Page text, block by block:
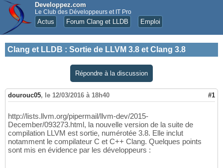
Developpez.com
Le Club des Développeurs et IT Pro
Actus Forum Clang et LLDB Emploi
Clang et LLDB : Sortie de LLVM 3.8 et Clang 3.8
Répondre à la discussion
dourouc05, le 12/03/2016 à 18h40 #1
http://lists.llvm.org/pipermail/llvm-dev/2015-
December/093273.html, la nouvelle version de la suite de
compilation LLVM est sortie, numérotée 3.8. Elle inclut
notamment le compilateur C et C++ Clang. Quelques points
sont mis en évidence par les développeurs :